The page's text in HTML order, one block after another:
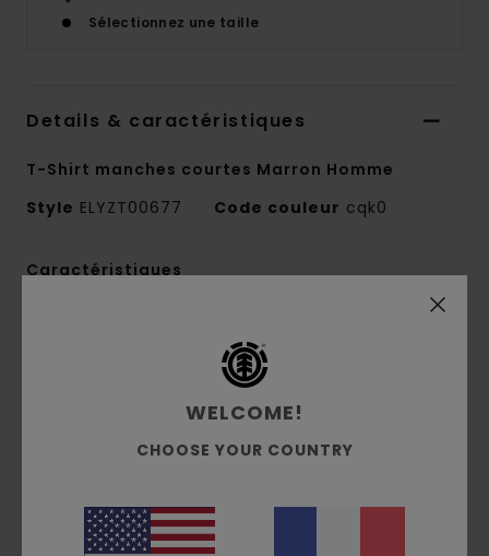
Sélectionnez une taille
Details & caractéristiques
T-Shirt manches courtes Marron Homme
Style ELYZT00677 Code couleur cqk0
Caractéristiques
jersey [220 g/m2]
décontractée
latérale
WELCOME!
CHOOSE YOUR COUNTRY